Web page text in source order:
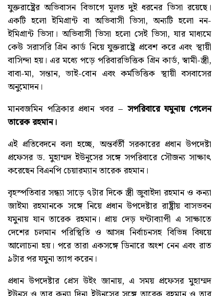
যুক্তরাষ্ট্রের অভিবাসন বিভাগে মূলত দুই ধরনের ভিসা রয়েছে।
একটি হলো ইমিগ্রান্ট বা অভিবাসী ভিসা, অন্যটি হলো নন-
ইমিগ্রান্ট ভিসা। অভিবাসী ভিসা হলো সেই ভিসা, যার মাধ্যমে
কেউ সরাসরি গ্রিন কার্ড নিয়ে যুক্তরাষ্ট্রে প্রবেশ করে এবং স্থায়ী
বাসিন্দা হয়। এর মধ্যে পড়ে পরিবারভিত্তিক গ্রিন কার্ড, স্বামী-স্ত্রী,
বাবা-মা, সন্তান, ভাই-বোন এবং কর্মভিত্তিক স্থায়ী বসবাসের
অনুমোদন।
মানবজমিন পত্রিকার প্রধান খবর – সপরিবারে যমুনায় গেলেন
তারেক রহমান।
এই প্রতিবেদনে বলা হচ্ছে, অন্তর্বর্তী সরকারের প্রধান উপদেষ্টা
প্রফেসর ড. মুহাম্মদ ইউনূসের সঙ্গে সপরিবারে সৌজন্য সাক্ষাৎ
করেছেন বিএনপি চেয়ারম্যান তারেক রহমান।
বৃহস্পতিবার সন্ধ্যা সাড়ে ৭টার দিকে স্ত্রী জুবাইদা রহমান ও কন্যা
জাইমা রহমানকে সঙ্গে নিয়ে প্রধান উপদেষ্টার রাষ্ট্রীয় বাসভবন
যমুনায় যান তারেক রহমান। প্রায় দেড় ঘণ্টাব্যাপী এ সাক্ষাতে
দেশের চলমান পরিস্থিতি ও আসন্ন নির্বাচনসহ বিভিন্ন বিষয়ে
আলোচনা হয়। পরে তারা একসঙ্গে ডিনারে অংশ নেন এবং রাত
৯টার পর যমুনা ত্যাগ করেন।
প্রধান উপদেষ্টার প্রেস উইং জানায়, এ সময় প্রফেসর মুহাম্মদ